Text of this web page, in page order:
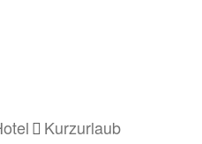
Kurzurlaub